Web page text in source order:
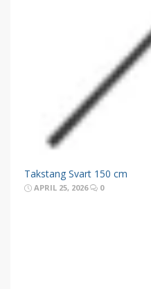
Takstang Svart 150 cm
APRIL 25, 2026 0